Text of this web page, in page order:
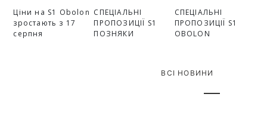
Ціни на S1 Obolon
зростають з 17
серпня
СПЕЦІАЛЬНІ
ПРОПОЗИЦІЇ S1
ПОЗНЯКИ
СПЕЦІАЛЬНІ
ПРОПОЗИЦІЇ S1
OBOLON
ВСІ НОВИНИ